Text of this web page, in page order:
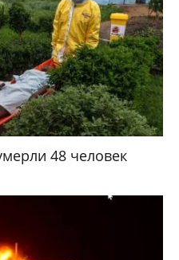
48 человек